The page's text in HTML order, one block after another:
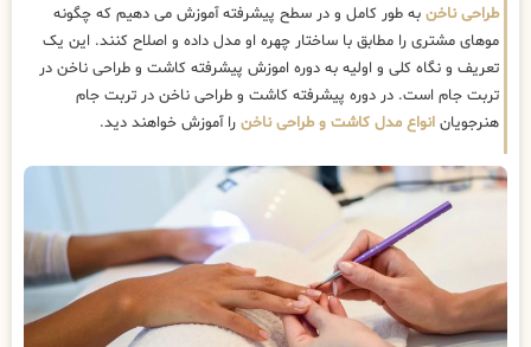
طراحی ناخن به طور کامل و در سطح پیشرفته آموزش می دهیم که چگونه
موهای مشتری را مطابق با ساختار چهره او مدل داده و اصلاح کنند. این یک
تعریف و نگاه کلی و اولیه به دوره اموزش پیشرفته کاشت و طراحی ناخن در
تربت جام است. در دوره پیشرفته کاشت و طراحی ناخن در تربت جام
هنرجویان انواع مدل کاشت و طراحی ناخن را آموزش خواهند دید.